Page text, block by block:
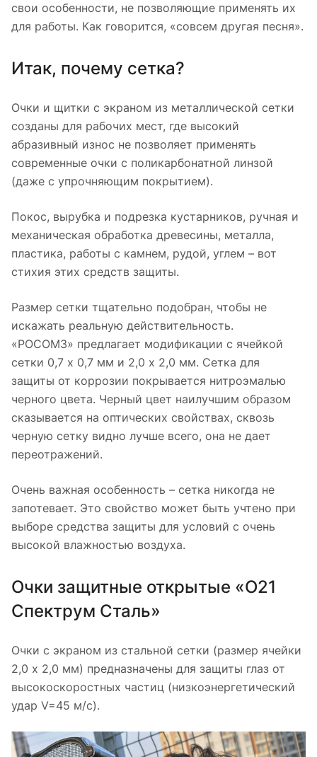
свои особенности, не позволяющие применять их
для работы. Как говорится, «совсем другая песня».
Итак, почему сетка?
Очки и щитки с экраном из металлической сетки
созданы для рабочих мест, где высокий
абразивный износ не позволяет применять
современные очки с поликарбонатной линзой
(даже с упрочняющим покрытием).
Покос, вырубка и подрезка кустарников, ручная и
механическая обработка древесины, металла,
пластика, работы с камнем, рудой, углем – вот
стихия этих средств защиты.
Размер сетки тщательно подобран, чтобы не
искажать реальную действительность.
«РОСОМЗ» предлагает модификации с ячейкой
сетки 0,7 х 0,7 мм и 2,0 х 2,0 мм. Сетка для
защиты от коррозии покрывается нитроэмалью
черного цвета. Черный цвет наилучшим образом
сказывается на оптических свойствах, сквозь
черную сетку видно лучше всего, она не дает
переотражений.
Очень важная особенность – сетка никогда не
запотевает. Это свойство может быть учтено при
выборе средства защиты для условий с очень
высокой влажностью воздуха.
Очки защитные открытые «О21
Спектрум Сталь»
Очки с экраном из стальной сетки (размер ячейки
2,0 х 2,0 мм) предназначены для защиты глаз от
высокоскоростных частиц (низкоэнергетический
удар V=45 м/с).